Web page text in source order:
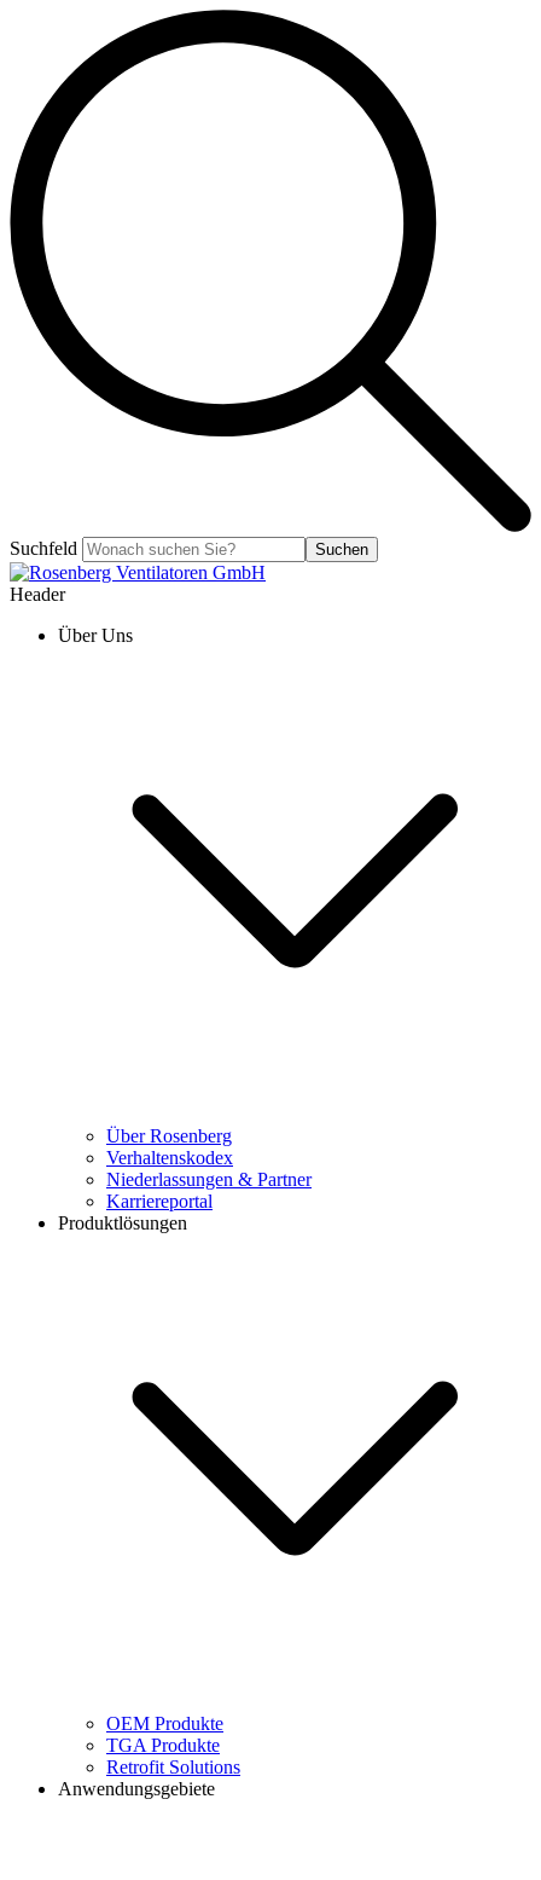
Suchfeld Suchen
Header
Über Uns
Über Rosenberg
Verhaltenskodex
Niederlassungen & Partner
Karriereportal
Produktlösungen
OEM Produkte
TGA Produkte
Retrofit Solutions
Anwendungsgebiete